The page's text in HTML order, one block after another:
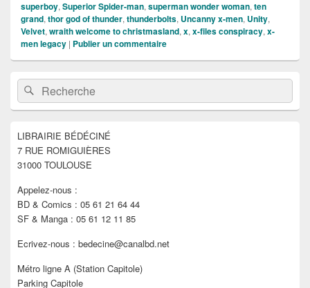
superboy, Superior Spider-man, superman wonder woman, ten
grand, thor god of thunder, thunderbolts, Uncanny x-men, Unity,
Velvet, wraith welcome to christmasland, x, x-files conspiracy, x-
men legacy | Publier un commentaire
Zone
principale
de
widget
barre
latérale
Recherche :Rechercher
LIBRAIRIE BÉDÉCINÉ
7 RUE ROMIGUIÈRES
31000 TOULOUSE
Appelez-nous :
BD & Comics : 05 61 21 64 44
SF & Manga : 05 61 12 11 85
Ecrivez-nous : bedecine@canalbd.net
Métro ligne A (Station Capitole)
Parking Capitole